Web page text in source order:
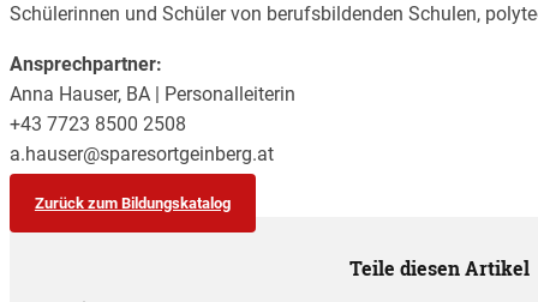
Schülerinnen und Schüler von berufsbildenden Schulen,
Ansprechpartner:
Anna Hauser, BA | Personalleiterin
+43 7723 8500 2508
a.hauser@sparesortgeinberg.at
Zurück zum Bildungskatalog
Teile diesen Artikel